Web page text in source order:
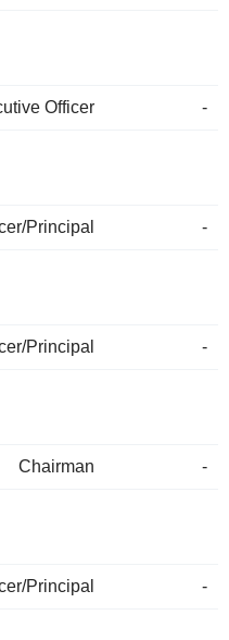
Officer -
Principal -
Principal -
Chairman -
Principal -